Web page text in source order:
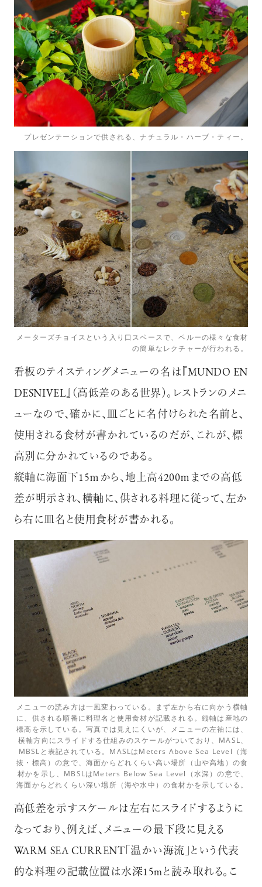
プレゼンテーションで供される、ナチュラル・ハーブ・ティー。
メーターズチョイスという入り口スペースで、ペルーの様々な食材
の簡単なレクチャーが行われる。
看板のテイスティングメニューの名は『MUNDO EN
DESNIVEL』（高低差のある世界）。レストランのメニ
ューなので、確かに、皿ごとに名付けられた名前と、
使用される食材が書かれているのだが、これが、標
高別に分かれているのである。
縦軸に海面下15ｍから、地上高4200ｍまでの高低
差が明示され、横軸に、供される料理に従って、左か
ら右に皿名と使用食材が書かれる。
メニューの読み方は一風変わっている。まず左から右に向かう横軸
に、供される順番に料理名と使用食材が記載される。縦軸は産地の
標高を示している。写真では見えにくいが、メニューの左袖には、
横軸方向にスライドする仕組みのスケールがついており、MASL、
MBSLと表記されている。MASLはMeters Above Sea Level（海
抜・標高）の意で、海面からどれくらい高い場所（山や高地）の食
材かを示し、MBSLはMeters Below Sea Level（水深）の意で、
海面からどれくらい深い場所（海や水中）の食材かを示している。
高低差を示すスケールは左右にスライドするように
なっており、例えば、メニューの最下段に見える
WARM SEA CURRENT「温かい海流」という代表
的な料理の記載位置は水深15mと読み取れる。こ